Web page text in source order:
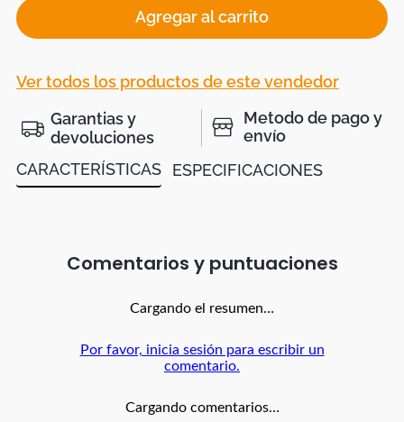
Agregar al carrito
Ver todos los productos de este vendedor
Garantias y
devoluciones
Metodo de pago y
envío
CARACTERÍSTICAS
ESPECIFICACIONES
Comentarios
Cargando el resumen…
Por favor, inicia sesión para escribir un
comentario.
Cargando comentarios…